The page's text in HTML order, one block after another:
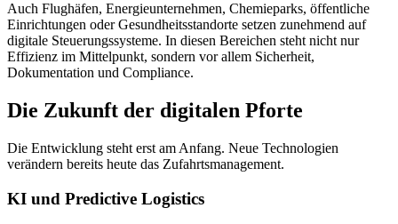
Auch Flughäfen, Energieunternehmen, Chemieparks, öffentliche
Einrichtungen oder Gesundheitsstandorte setzen zunehmend auf
digitale Steuerungssysteme. In diesen Bereichen steht nicht nur
Effizienz im Mittelpunkt, sondern vor allem Sicherheit,
Dokumentation und Compliance.
Die Zukunft der digitalen Pforte
Die Entwicklung steht erst am Anfang. Neue Technologien
verändern bereits heute das Zufahrtsmanagement.
KI und Predictive Logistics